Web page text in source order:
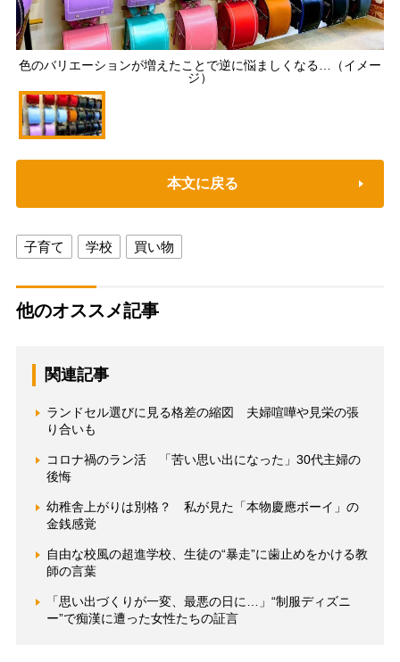
色のバリエーションが増えたことで逆に悩ましくなる…（イメー
ジ）
本文に戻る
子育て 学校 買い物
他のオススメ記事
関連記事
ランドセル選びに見る格差の縮図 夫婦喧嘩や見栄の張
り合いも
コロナ禍のラン活 「苦い思い出になった」30代主婦の
後悔
幼稚舎上がりは別格？ 私が見た「本物慶應ボーイ」の
金銭感覚
自由な校風の超進学校、生徒の“暴走”に歯止めをかける教
師の言葉
「思い出づくりが一変、最悪の日に…」“制服ディズニ
ー”で痴漢に遭った女性たちの証言